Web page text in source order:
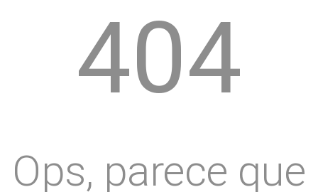
404
Ops, parece que